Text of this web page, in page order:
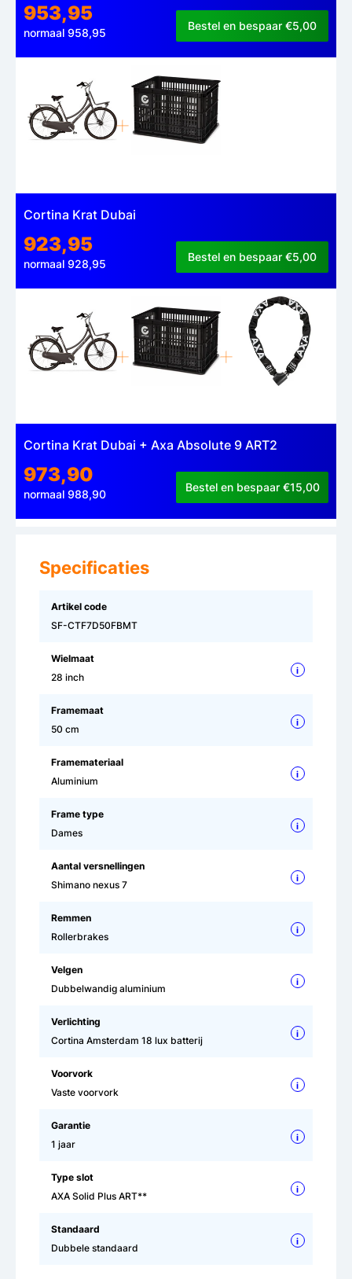
953,95
normaal 958,95
Bestel en bespaar €5,00
Cortina Krat Dubai
923,95
normaal 928,95
Bestel en bespaar €5,00
Cortina Krat Dubai + Axa Absolute 9 ART2
973,90
normaal 988,90
Bestel en bespaar €15,00
Specificaties
Artikel code
SF-CTF7D50FBMT
Wielmaat
28 inch
i
Framemaat
50 cm
i
Framemateriaal
Aluminium
i
Frame type
Dames
i
Aantal versnellingen
Shimano nexus 7
i
Remmen
Rollerbrakes
i
Velgen
Dubbelwandig aluminium
i
Verlichting
Cortina Amsterdam 18 lux batterij
i
Voorvork
Vaste voorvork
i
Garantie
1 jaar
i
Type slot
AXA Solid Plus ART**
i
Standaard
Dubbele standaard
i